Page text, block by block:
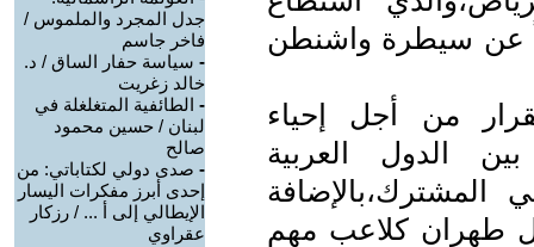
عن سيطرة واشنطن
من أجل إحياء
بين الدول العربية
المشترك،بالإضافة
طهران كلاعب مهم
جدل المجرد والملموس /
فاخر جاسم
- سياسة حفار الساق / د.
خالد زغريت
- الطائفية المتغلغلة في
لبنان / حسين محمود
صالح
- صدى دولي لكتاباتي: من
إحدى أبرز مفكرات اليسار
الإيطالي إلى أ ... / رزكار
عقراوي